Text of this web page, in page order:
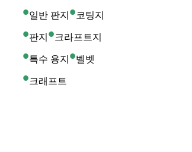
•일반 판지 •코팅지
•판지 •크라프트지
•특수 용지 •벨벳
•크래프트